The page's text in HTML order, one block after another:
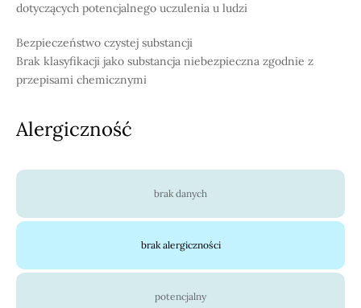
dotyczących potencjalnego uczulenia u ludzi
Bezpieczeństwo czystej substancji
Brak klasyfikacji jako substancja niebezpieczna zgodnie z
przepisami chemicznymi
Alergiczność
brak danych
brak alergiczności
potencjalny